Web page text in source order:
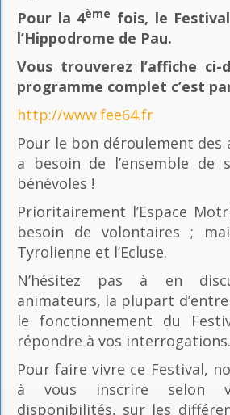
Pour la 4ème fois, le
l’Hippodrome de Pau.
Vous trouverez l’affiche ci-
programme complet c’est
http://www.fee64.fr
Pour le bon déroulement des
a besoin de l’ensemble de
bénévoles !
Prioritairement l’Espace
besoin de volontaires ;
Tyrolienne et l’Ecluse.
N’hésitez pas à en
animateurs, la plupart
le fonctionnement du
répondre à vos interrogations.
Pour faire vivre ce Festival,
à vous inscrire selon
disponibilités, sur les